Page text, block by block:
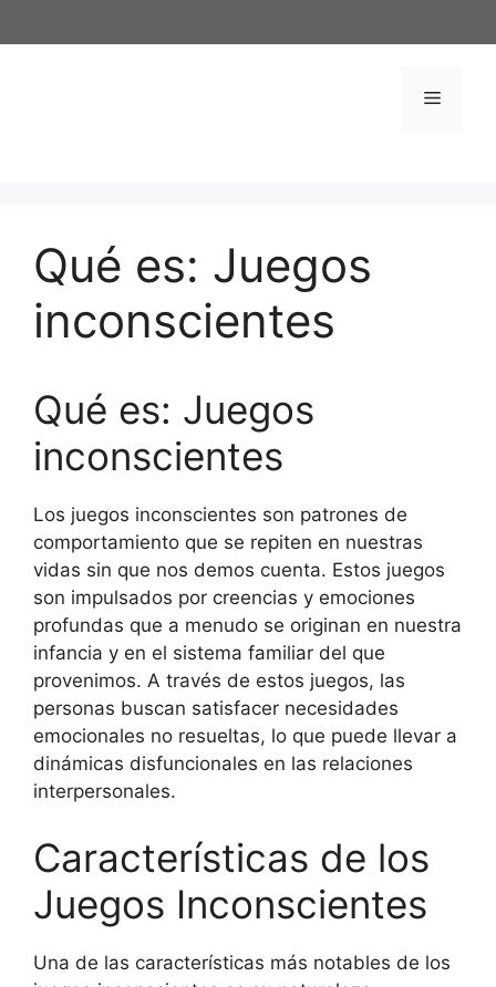
al
Menú
Qué es: Juegos
inconscientes
Qué es: Juegos
inconscientes
Los juegos inconscientes son patrones de
comportamiento que se repiten en nuestras
vidas sin que nos demos cuenta. Estos juegos
son impulsados por creencias y emociones
profundas que a menudo se originan en nuestra
infancia y en el sistema familiar del que
provenimos. A través de estos juegos, las
personas buscan satisfacer necesidades
emocionales no resueltas, lo que puede llevar a
dinámicas disfuncionales en las relaciones
interpersonales.
Características de los
Juegos Inconscientes
Una de las características más notables de los